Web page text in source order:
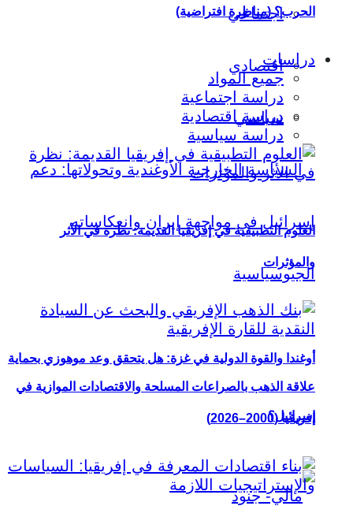
اجتماعي
اقتصادي
سياسي
أوغندا والقوة الدولية في غزة: هل يتحقق وعد موهوزي بحماية
إسرائيل؟
الحرب؟ (مناظرة افتراضية)
دراسات
جميع المواد
دراسة اجتماعية
دراسة اقتصادية
دراسة سياسية
العلوم التطبيقية في إفريقيا القديمة: نظرة في الأثر
والمؤثرات
علاقة الذهب بالصراعات المسلحة والاقتصادات الموازية في
إفريقيا (2000–2026)